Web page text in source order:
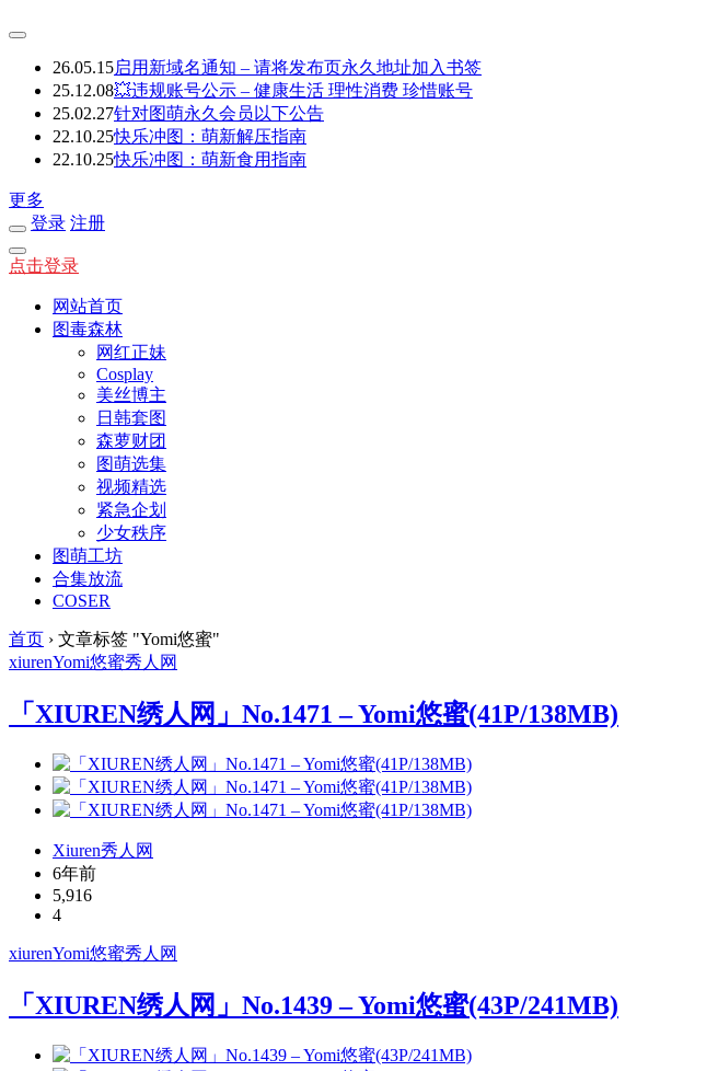
26.05.15启用新域名通知 – 请将发布页永久地址加入书签
25.12.08💥违规账号公示 – 健康生活 理性消费 珍惜账号
25.02.27针对图萌永久会员以下公告
22.10.25快乐冲图：萌新解压指南
22.10.25快乐冲图：萌新食用指南
更多
登录 注册
点击登录
网站首页
图毒森林
网红正妹
Cosplay
美丝博主
日韩套图
森萝财团
图萌选集
视频精选
紧急企划
少女秩序
图萌工坊
合集放流
COSER
首页 › 文章标签 "Yomi悠蜜"
xiurenYomi悠蜜秀人网
「XIUREN绣人网」No.1471 – Yomi悠蜜(41P/138MB)
Xiuren秀人网
6年前
5,916
4
xiurenYomi悠蜜秀人网
「XIUREN绣人网」No.1439 – Yomi悠蜜(43P/241MB)